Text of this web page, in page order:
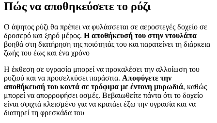
Πώς να αποθηκεύσετε το ρύζι
Ο άψητος ρύζι θα πρέπει να φυλάσσεται σε αεροστεγές δοχείο σε
δροσερό και ξηρό μέρος. Η αποθήκευσή του στην ντουλάπα
βοηθά στη διατήρηση της ποιότητάς του και παρατείνει τη διάρκεια
ζωής του έως και ένα χρόνο
Η έκθεση σε υγρασία μπορεί να προκαλέσει την αλλοίωση του
ρυζιού και να προσελκύσει παράσιτα. Αποφύγετε την
αποθήκευσή του κοντά σε τρόφιμα με έντονη μυρωδιά, καθώς
μπορεί να απορροφήσει οσμές. Βεβαιωθείτε πάντα ότι το δοχείο
είναι σφιχτά κλεισμένο για να κρατάει έξω την υγρασία και να
διατηρεί τη φρεσκάδα του